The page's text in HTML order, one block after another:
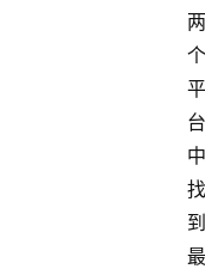
两
个
平
台
中
找
到
最